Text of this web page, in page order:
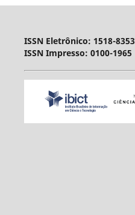
ISSN Eletrônico: 1518-8353
ISSN Impresso: 0100-1965